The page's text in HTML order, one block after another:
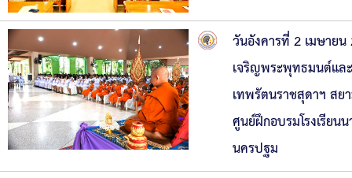
วันอังคารที่ 2 เมษาย
เจริญพระพุทธมนต์แล
เทพรัตนราชสุดาฯ สย
ศูนย์ฝึกอบรมโรงเรีย
นครปฐม